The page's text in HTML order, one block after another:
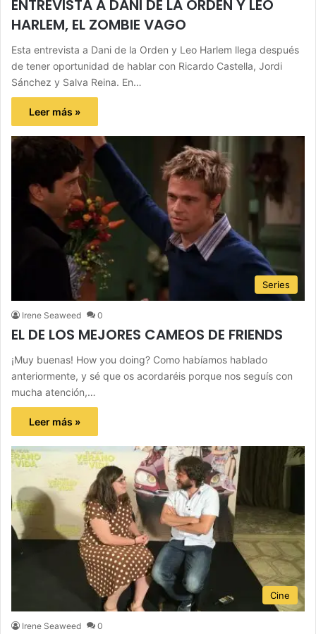
ENTREVISTA A DANI DE LA ORDEN Y LEO
HARLEM, EL ZOMBIE VAGO
Esta entrevista a Dani de la Orden y Leo Harlem llega después
de tener oportunidad de hablar con Ricardo Castella, Jordi
Sánchez y Salva Reina. En…
Leer más »
Series
Irene Seaweed 0
EL DE LOS MEJORES CAMEOS DE FRIENDS
¡Muy buenas! How you doing? Como habíamos hablado
anteriormente, y sé que os acordaréis porque nos seguís con
mucha atención,…
Leer más »
Cine
Irene Seaweed 0